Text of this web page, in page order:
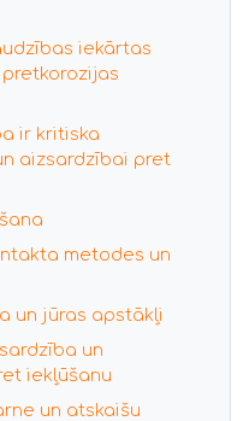
iekārtas
ir kritiska
aizsardzībai pret
metodes un
un jūras apstākļi
un
iekļūšanu
un atskaišu